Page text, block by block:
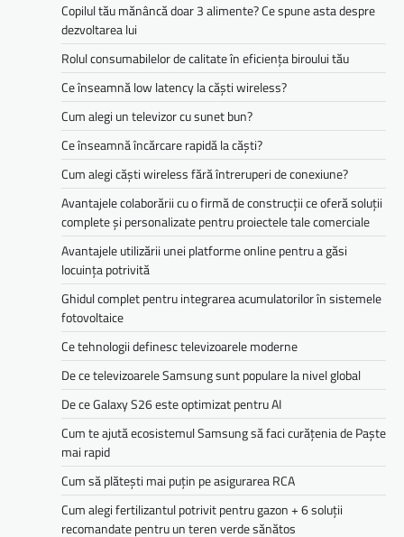
Copilul tău mănâncă doar 3 alimente? Ce spune asta despre
dezvoltarea lui
Rolul consumabilelor de calitate în eficiența biroului tău
Ce înseamnă low latency la căști wireless?
Cum alegi un televizor cu sunet bun?
Ce înseamnă încărcare rapidă la căști?
Cum alegi căști wireless fără întreruperi de conexiune?
Avantajele colaborării cu o firmă de construcții ce oferă soluții
complete și personalizate pentru proiectele tale comerciale
Avantajele utilizării unei platforme online pentru a găsi
locuința potrivită
Ghidul complet pentru integrarea acumulatorilor în sistemele
fotovoltaice
Ce tehnologii definesc televizoarele moderne
De ce televizoarele Samsung sunt populare la nivel global
De ce Galaxy S26 este optimizat pentru AI
Cum te ajută ecosistemul Samsung să faci curățenia de Paște
mai rapid
Cum să plătești mai puțin pe asigurarea RCA
Cum alegi fertilizantul potrivit pentru gazon + 6 soluții
recomandate pentru un teren verde sănătos